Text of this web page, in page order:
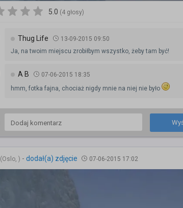
5.0 (4 głosy)
Thug Life
13-09-2015 09:50
Ja, na twoim miejscu zrobiłbym wszystko, żeby tam być!
A B
07-06-2015 18:35
hmm, fotka fajna, chociaż nigdy mnie na niej nie było
(Oslo, ) - dodał(a) zdjęcie 07-06-2015 17:02